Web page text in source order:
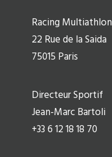
Racing Multiathlon
22 Rue de la Saida
75015 Paris
Directeur Sportif
Jean-Marc Bartoli
+33 6 12 18 18 70